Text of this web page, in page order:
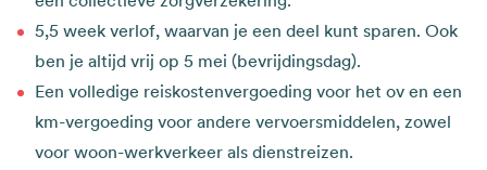
5,5 week verlof, waarvan je een deel kunt sparen. Ook
ben je altijd vrij op 5 mei (bevrijdingsdag).
Een volledige reiskostenvergoeding voor het ov en een
km-vergoeding voor andere vervoersmiddelen, zowel
voor woon-werkverkeer als dienstreizen.